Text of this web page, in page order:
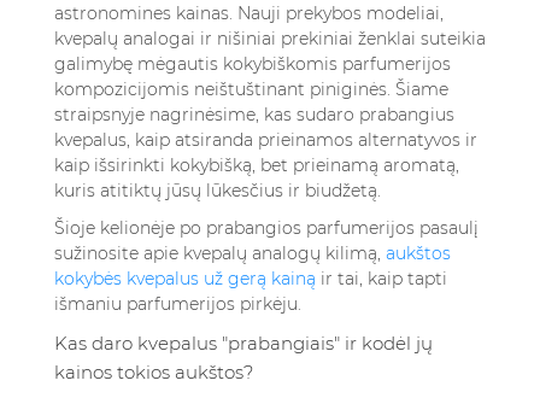
astronomines kainas. Nauji prekybos modeliai,
kvepalų analogai ir nišiniai prekiniai ženklai suteikia
galimybę mėgautis kokybiškomis parfumerijos
kompozicijomis neištuštinant piniginės. Šiame
straipsnyje nagrinėsime, kas sudaro prabangius
kvepalus, kaip atsiranda prieinamos alternatyvos ir
kaip išsirinkti kokybišką, bet prieinamą aromatą,
kuris atitiktų jūsų lūkesčius ir biudžetą.
Šioje kelionėje po prabangios parfumerijos pasaulį
sužinosite apie kvepalų analogų kilimą, aukštos
kokybės kvepalus už gerą kainą ir tai, kaip tapti
išmaniu parfumerijos pirkėju.
Kas daro kvepalus "prabangiais" ir kodėl jų
kainos tokios aukštos?